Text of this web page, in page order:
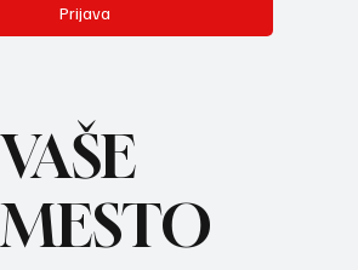
Prijava
VAŠE
MESTO